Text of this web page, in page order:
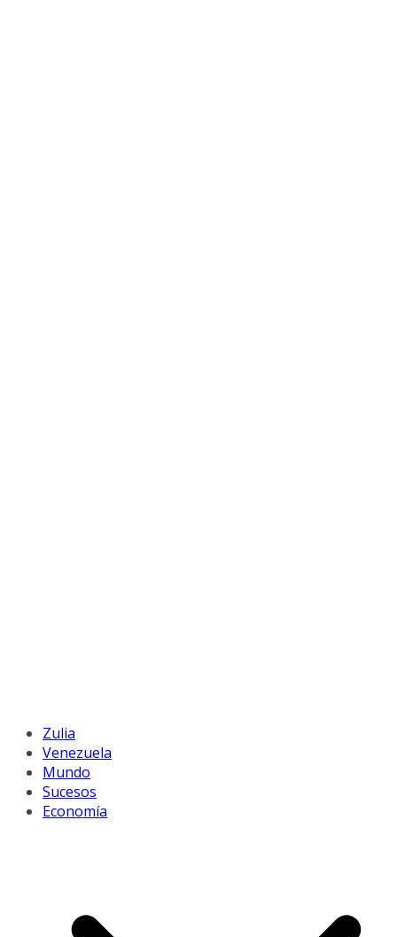
Zulia
Venezuela
Mundo
Sucesos
Economía